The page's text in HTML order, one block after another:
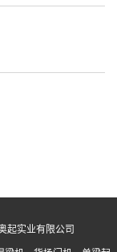
起实业有限公司